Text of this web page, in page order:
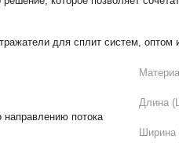
для сплит систем, оптом
направлению потока
Длина
Ширина